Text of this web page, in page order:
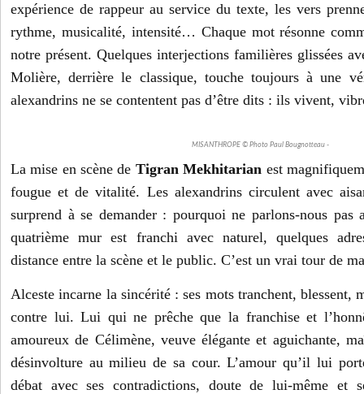
expérience de rappeur au service du texte, les vers
rythme, musicalité, intensité… Chaque mot résonne
notre présent. Quelques interjections familières glissées
Molière, derrière le classique, touche toujours à une
alexandrins ne se contentent pas d’être dits : ils vivent,
MISANTHROPE © Photo Paul Bougnotteau -
La mise en scène de Tigran Mekhitarian est
fougue et de vitalité. Les alexandrins circulent avec
surprend à se demander : pourquoi ne parlons-nous
quatrième mur est franchi avec naturel, quelques
distance entre la scène et le public. C’est un vrai tour de
Alceste incarne la sincérité : ses mots tranchent, blessent,
contre lui. Lui qui ne prêche que la franchise et
amoureux de Célimène, veuve élégante et aguichante,
désinvolture au milieu de sa cour. L’amour qu’il lui
débat avec ses contradictions, doute de lui-même et